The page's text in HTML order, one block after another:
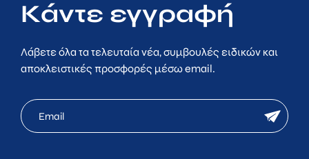
Κάντε εγγραφή
Λάβετε όλα τα τελευταία νέα, συμβουλές ειδικών και
αποκλειστικές προσφορές μέσω email.
mc
email
newsletter